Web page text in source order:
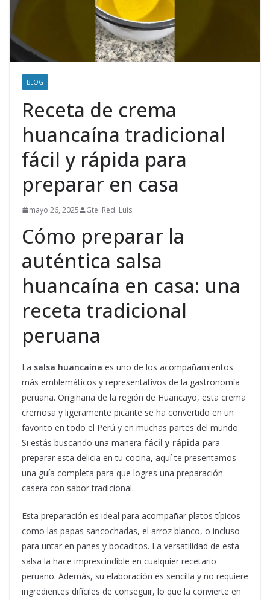
BLOG
Receta de crema
huancaína tradicional
fácil y rápida para
preparar en casa
mayo 26, 2025 Gte. Red. Luis
Cómo preparar la
auténtica salsa
huancaína en casa: una
receta tradicional
peruana
La salsa huancaína es uno de los acompañamientos
más emblemáticos y representativos de la gastronomía
peruana. Originaria de la región de Huancayo, esta crema
cremosa y ligeramente picante se ha convertido en un
favorito en todo el Perú y en muchas partes del mundo.
Si estás buscando una manera fácil y rápida para
preparar esta delicia en tu cocina, aquí te presentamos
una guía completa para que logres una preparación
casera con sabor tradicional.
Esta preparación es ideal para acompañar platos típicos
como las papas sancochadas, el arroz blanco, o incluso
para untar en panes y bocaditos. La versatilidad de esta
salsa la hace imprescindible en cualquier recetario
peruano. Además, su elaboración es sencilla y no requiere
ingredientes difíciles de conseguir, lo que la convierte en